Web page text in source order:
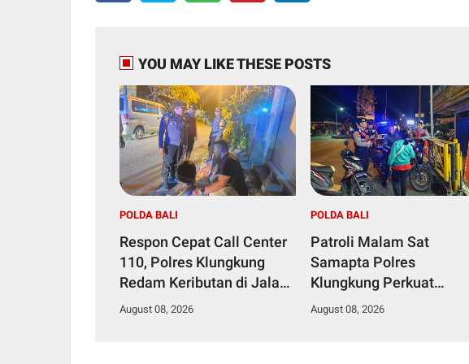
YOU MAY LIKE THESE POSTS
POLDA BALI
Respon Cepat Call Center
110, Polres Klungkung
Redam Keributan di Jalan
Ratna III
August 08, 2026
POLDA BALI
Patroli Malam Sat
Samapta Polres
Klungkung Perkuat
Pengamanan di Kawasan
August 08, 2026